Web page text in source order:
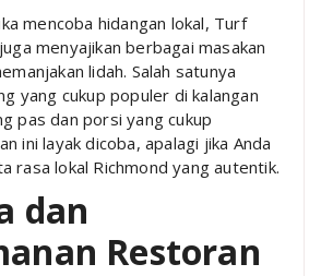
mencoba hidangan lokal, Turf
menyajikan berbagai masakan
lidah. Salah satunya
yang cukup populer di kalangan
pas dan porsi yang cukup
ini layak dicoba, apalagi jika Anda
rasa lokal Richmond yang autentik.
dan
Restoran